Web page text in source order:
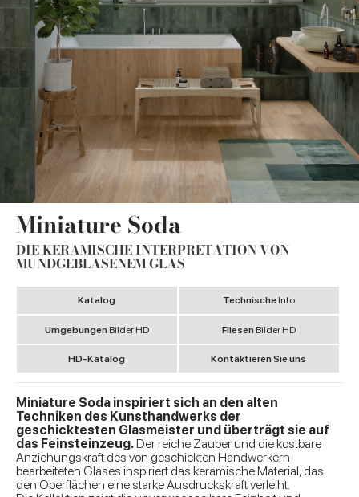
Miniature Soda
DIE KERAMISCHE INTERPRETATION VON
MUNDGEBLASENEM GLAS
Katalog Technische Info
Umgebungen Bilder HD Fliesen Bilder HD
HD-Katalog Kontaktieren Sie uns
Miniature Soda inspiriert sich an den alten
Techniken des Kunsthandwerks der
geschicktesten Glasmeister und überträgt sie auf
das Feinsteinzeug.Der reiche Zauber und die kostbare
Anziehungskraft des von geschickten Handwerkern
bearbeiteten Glases inspiriert das keramische Material, das
den Oberflächen eine starke Ausdruckskraft verleiht.